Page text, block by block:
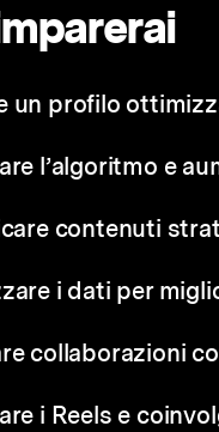
un profilo
l’algoritmo e
contenuti
i dati per
collaborazioni
i Reels e